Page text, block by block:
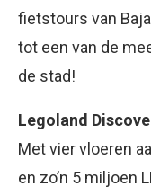
fietstours van
tot een van de
de stad!
Legoland
Met vier vloeren
en zo’n 5 miljoen